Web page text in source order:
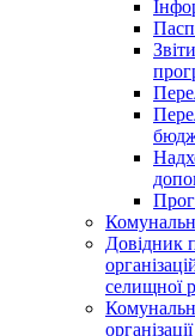
Довідник
селищної
організації